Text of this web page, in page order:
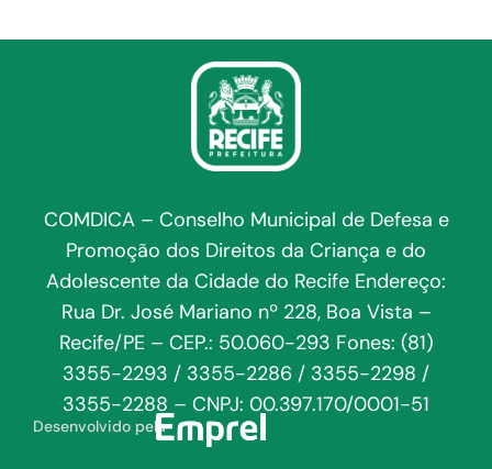
COMDICA – Conselho Municipal de Defesa e
Promoção dos Direitos da Criança e do
Adolescente da Cidade do Recife Endereço:
Rua Dr. José Mariano nº 228, Boa Vista –
Recife/PE – CEP.: 50.060-293 Fones: (81)
3355-2293 / 3355-2286 / 3355-2298 /
3355-2288 – CNPJ: 00.397.170/0001-51
Desenvolvido pela